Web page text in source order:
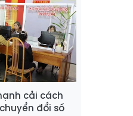
cải cách
đổi số